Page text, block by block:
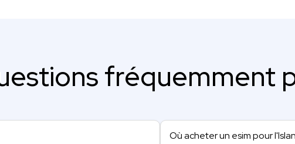
fréquemment
Où acheter un esim pour